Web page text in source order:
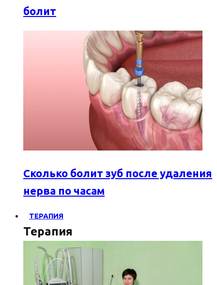
болит
Сколько болит зуб после удаления
нерва по часам
ТЕРАПИЯ
Терапия